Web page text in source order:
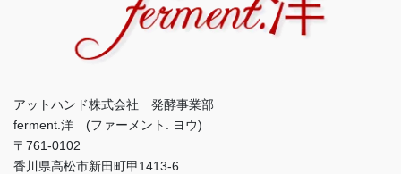
アットハンド株式会社 発酵事業部
ferment.洋 (ファーメント. ヨウ)
〒761-0102
香川県高松市新田町甲1413-6